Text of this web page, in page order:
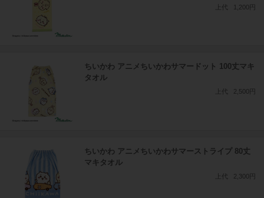
上代 1,200円
ちいかわ アニメちいかわサマードット 100丈マキ
タオル
上代 2,500円
ちいかわ アニメちいかわサマーストライプ 80丈
マキタオル
上代 2,300円